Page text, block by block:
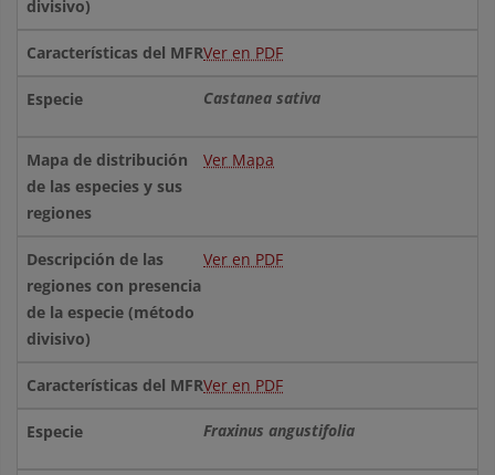
Ver en PDF
Castanea sativa
Ver Mapa
Ver en PDF
Ver en PDF
Fraxinus angustifolia